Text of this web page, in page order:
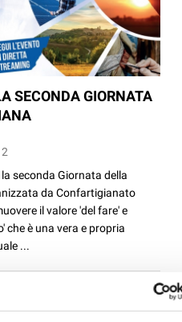
SECONDA GIORNATA
seconda Giornata della
da Confartigianato
il valore 'del fare' e
che è una vera e propria
...